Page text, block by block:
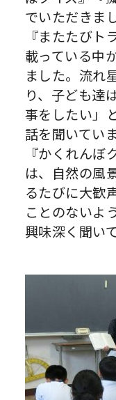
でいただきま
『またたび
載っている中
ました。流れ
り、子ども達
事をしたい」
話を聞いてい
『かくれんぼ
は、自然の風
るたびに大歓
ことのないよ
興味深く聞い